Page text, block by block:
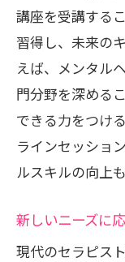
講座を受講する
習得し、未来の
えば、メンタル
門分野を深める
できる力をつけ
ラインセッショ
ルスキルの向上
新しいニーズに
現代のセラピス